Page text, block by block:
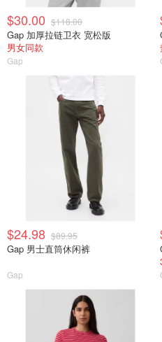
$30.00 $118.00
Gap 加厚拉链卫衣 宽松版
男女同款
Gap
$24.98 $89.95
Gap 男士直筒休闲裤
Gap